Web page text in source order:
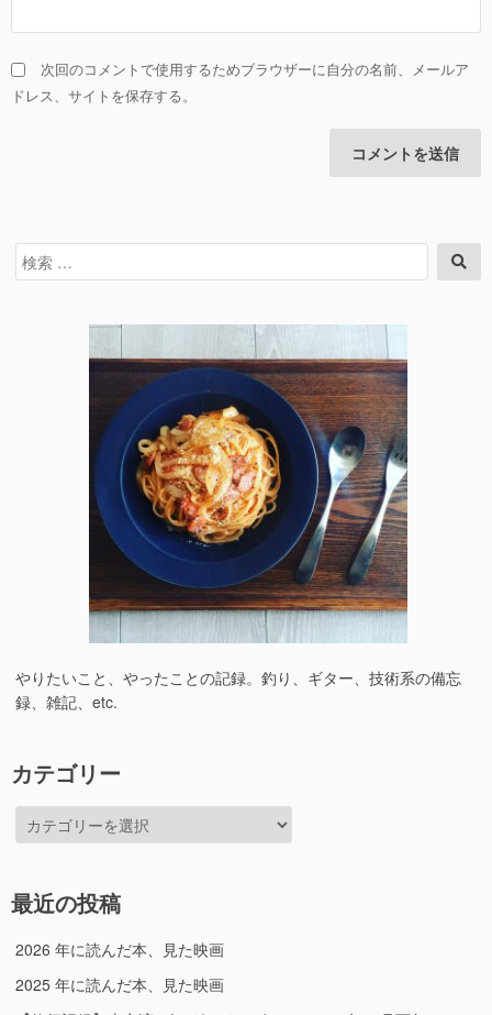
次回のコメントで使用するためブラウザーに自分の名前、メールア
ドレス、サイトを保存する。
検
索
索
やりたいこと、やったことの記録。釣り、ギター、技術系の備忘
録、雑記、etc.
カテゴリー
テ
ー
最近の投稿
2026 年に読んだ本、見た映画
2025 年に読んだ本、見た映画